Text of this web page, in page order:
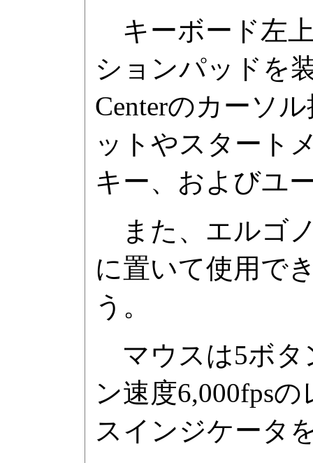
キーボード左
ションパッドを
Centerのカーソ
ットやスタート
キー、およびユ
また、エルゴ
に置いて使用で
う。
マウスは5ボタ
ン速度6,000fps
スインジケータ